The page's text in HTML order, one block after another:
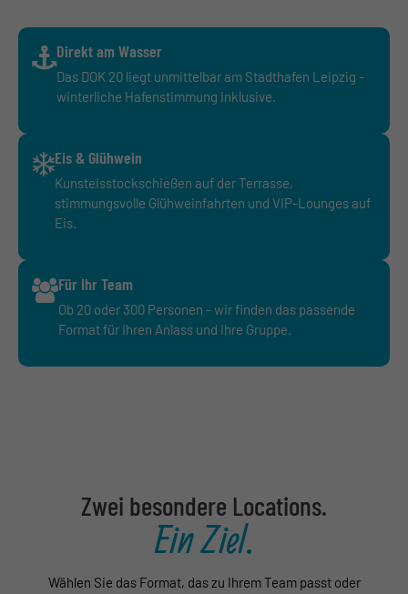
Direkt am Wasser
Das DOK 20 liegt unmittelbar am Stadthafen Leipzig -
winterliche Hafenstimmung inklusive.
Eis & Glühwein
Kunsteisstockschießen auf der Terrasse,
stimmungsvolle Glühweinfahrten und VIP-Lounges auf
Eis.
Für Ihr Team
Ob 20 oder 300 Personen - wir finden das passende
Format für Ihren Anlass und Ihre Gruppe.
Zwei besondere Locations.
Ein Ziel.
Wählen Sie das Format, das zu Ihrem Team passt oder